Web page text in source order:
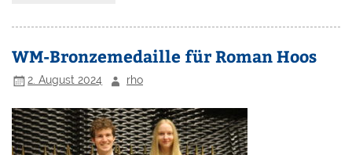
WM-Bronzemedaille für Roman Hoos
2. August 2024 rho